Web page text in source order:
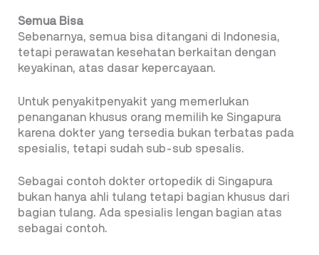
Semua Bisa
Sebenarnya, semua bisa ditangani di Indonesia,
tetapi perawatan kesehatan berkaitan dengan
keyakinan, atas dasar kepercayaan.
Untuk penyakitpenyakit yang memerlukan
penanganan khusus orang memilih ke Singapura
karena dokter yang tersedia bukan terbatas pada
spesialis, tetapi sudah sub-sub spesalis.
Sebagai contoh dokter ortopedik di Singapura
bukan hanya ahli tulang tetapi bagian khusus dari
bagian tulang. Ada spesialis lengan bagian atas
sebagai contoh.